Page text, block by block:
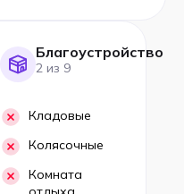
Благоустройство
2 из 9
Кладовые
Колясочные
Комната